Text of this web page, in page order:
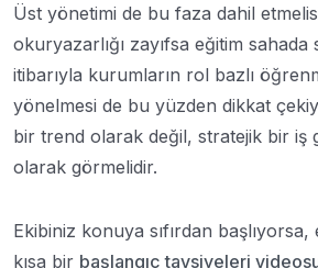
Üst yönetimi de bu faza dahil
okuryazarlığı zayıfsa eğitim
itibarıyla kurumların rol bazlı
yönelmesi de bu yüzden dikkat
bir trend olarak değil, stratejik bir iş
olarak görmelidir.
Ekibiniz konuya sıfırdan
kısa bir başlangıç tavsiyeleri